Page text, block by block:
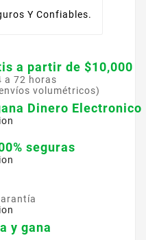
Y Confiables.
a partir de $10,000
a 72 horas
volumétricos)
Dinero Electronico
seguras
y gana